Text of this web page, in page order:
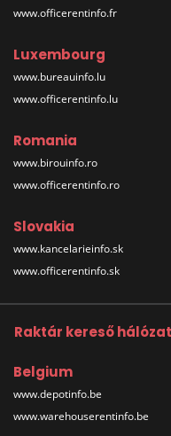
www.officerentinfo.fr
Luxembourg
www.bureauinfo.lu
www.officerentinfo.lu
Romania
www.birouinfo.ro
www.officerentinfo.ro
Slovakia
www.kancelarieinfo.sk
www.officerentinfo.sk
Raktár kereső
Belgium
www.depotinfo.be
www.warehouserentinfo.be